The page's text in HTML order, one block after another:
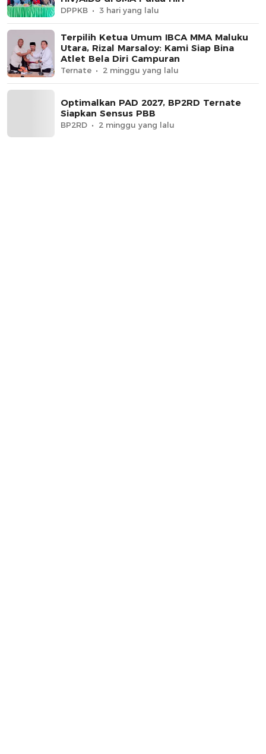
DPPKB 3 hari yang lalu
Terpilih Ketua Umum IBCA MMA Maluku
Utara, Rizal Marsaloy: Kami Siap Bina
Atlet Bela Diri Campuran
Ternate 2 minggu yang lalu
Optimalkan PAD 2027, BP2RD Ternate
Siapkan Sensus PBB
BP2RD 2 minggu yang lalu